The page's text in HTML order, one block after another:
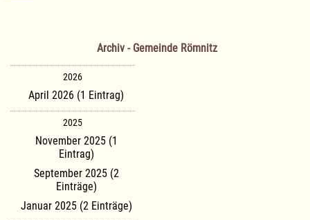
Archiv - Gemeinde Römnitz
2026
April 2026 (1 Eintrag)
2025
November 2025 (1
Eintrag)
September 2025 (2
Einträge)
Januar 2025 (2 Einträge)